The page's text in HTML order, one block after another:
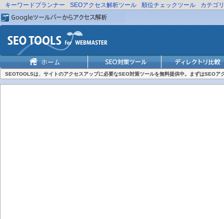
キーワードプランナー SEOアクセス解析ツール 順位チェックツール カテゴ
SEOTOOLSは、サイトのアクセスアップに必要なSEO対策ツールを無料提供中。まずはSEOア